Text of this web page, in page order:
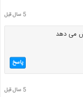
5 سال قبل
می دهد
پاسخ
5 سال قبل